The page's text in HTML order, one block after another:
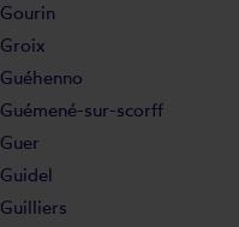
Gourin
Groix
Guéhenno
Guémené-sur-scorff
Guer
Guidel
Guilliers